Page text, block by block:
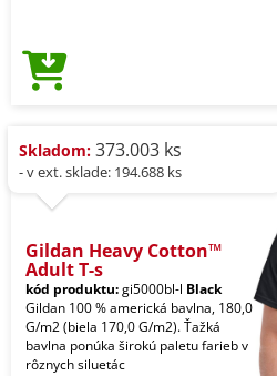
Skladom: 373.003 ks
- v ext. sklade: 194.688 ks
Gildan Heavy Cotton™
Adult T-s
kód produktu:gi5000bl-l Black
Gildan 100 % americká bavlna, 180,0
G/m2 (biela 170,0 G/m2). Ťažká
bavlna ponúka širokú paletu farieb v
rôznych siluetác